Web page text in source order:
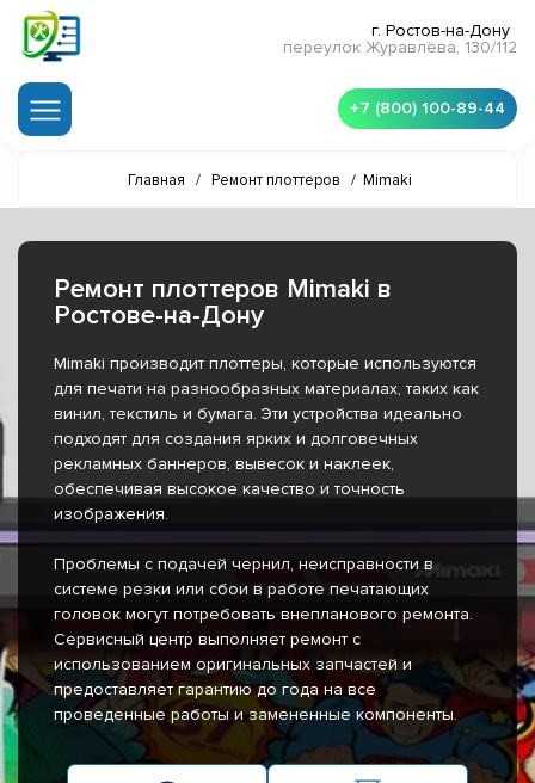
г. Ростов-на-Дону
переулок Журавлёва, 130/112
+7 (800) 100-89-44
Главная / Ремонт плоттеров / Mimaki
Ремонт плоттеров Mimaki в
Ростове-на-Дону
Mimaki производит плоттеры, которые используются
для печати на разнообразных материалах, таких как
винил, текстиль и бумага. Эти устройства идеально
подходят для создания ярких и долговечных
рекламных баннеров, вывесок и наклеек,
обеспечивая высокое качество и точность
изображения.
Проблемы с подачей чернил, неисправности в
системе резки или сбои в работе печатающих
головок могут потребовать внепланового ремонта.
Сервисный центр выполняет ремонт с
использованием оригинальных запчастей и
предоставляет гарантию до года на все
проведенные работы и замененные компоненты.